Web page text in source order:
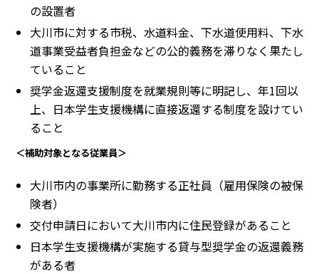
の設置者
大川市に対する市税、水道料金、下水道使用料、下水
道事業受益者負担金などの公的義務を滞りなく果たし
ていること
奨学金返還支援制度を就業規則等に明記し、年1回以
上、日本学生支援機構に直接返還する制度を設けてい
ること
＜補助対象となる従業員＞
大川市内の事業所に勤務する正社員（雇用保険の被保
険者）
交付申請日において大川市内に住民登録があること
日本学生支援機構が実施する貸与型奨学金の返還義務
がある者